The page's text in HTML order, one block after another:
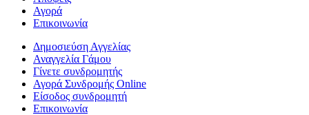
Αγορά
Επικοινωνία
Δημοσιεύση Αγγελίας
Αναγγελία Γάμου
Γίνετε συνδρομητής
Αγορά Συνδρομής Online
Είσοδος συνδρομητή
Επικοινωνία